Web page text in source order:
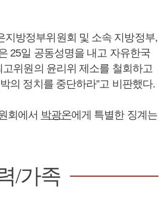
지방정부위원회 및 소속 지방정부,
25일 공동성명을 내고 자유한국
고위원의 윤리위 제소를 철회하고
의 정치를 중단하라”고 비판했다.
회에서 박광온에게 특별한 징계는
/가족